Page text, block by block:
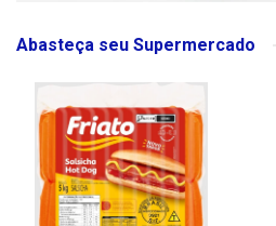
Abasteça seu Supermercado